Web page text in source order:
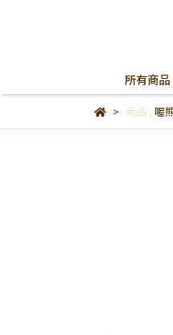
所有商品
商品 , 喔